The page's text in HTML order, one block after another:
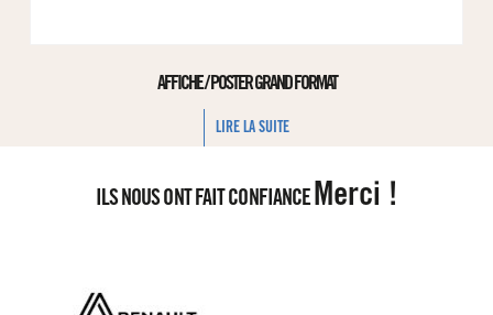
AFFICHE / POSTER GRAND FORMAT
LIRE LA SUITE
ILS NOUS ONT FAIT CONFIANCE Merci !